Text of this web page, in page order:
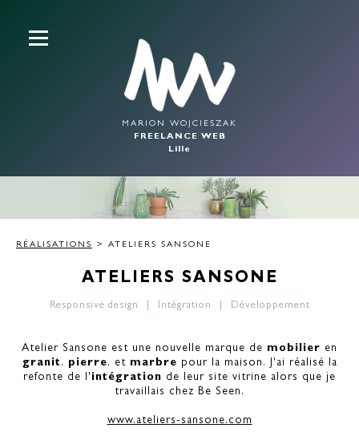
MARION WOJCIESZAK
FREELANCE WEB
Lille
RÉALISATIONS > ATELIERS SANSONE
ATELIERS SANSONE
Responsive design Intégration Développement
Atelier Sansone est une nouvelle marque de mobilier en
granit , pierre, et marbre pour la maison. J'ai réalisé la
refonte de l' intégration de leur site vitrine alors que je
travaillais chez Be Seen.
www.ateliers-sansone.com